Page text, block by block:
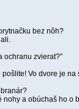
bez nôh?
ochranu zvierat?”
Vo dvore je
nohy a obúchaš ho o